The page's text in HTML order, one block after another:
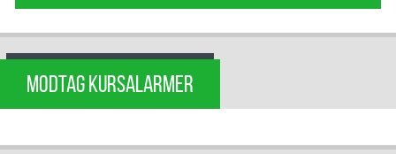
MODTAG KURSALARMER